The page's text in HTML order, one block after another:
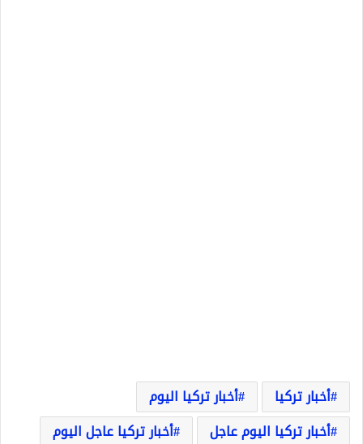
أخبار تركيا
أخبار تركيا اليوم
أخبار تركيا اليوم عاجل
أخبار تركيا عاجل اليوم